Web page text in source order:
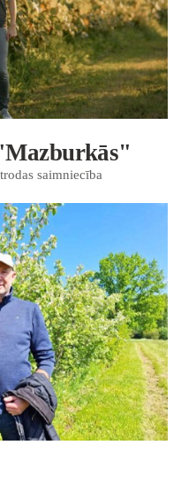
saimniecība